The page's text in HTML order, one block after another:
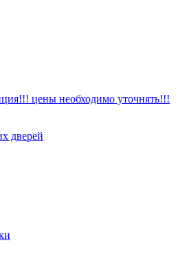
цены необходимо уточнять!!!
дверей